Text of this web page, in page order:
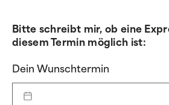
Bitte schreibt mir, ob eine
diesem Termin möglich ist:
Dein Wunschtermin